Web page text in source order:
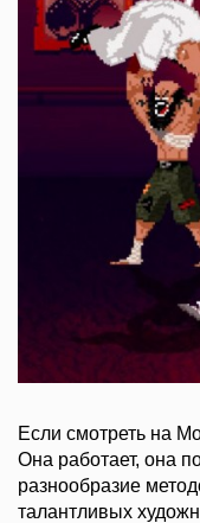
Если смотреть на
Она работает, она
разнообразие
талантливых